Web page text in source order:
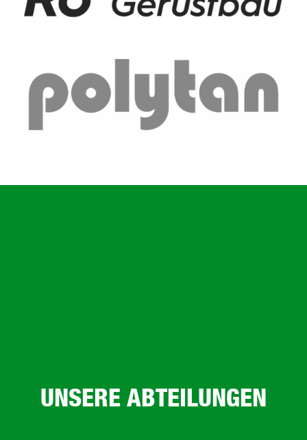
UNSERE ABTEILUNGEN